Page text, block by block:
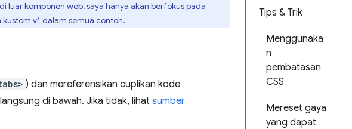
Tips & Trik
Menggunaka
n
pembatasan
CSS
Mereset gaya
yang dapat
komponen web, saya hanya akan berfokus pada
v1 dalam semua contoh.
) dan mereferensikan cuplikan kode
di bawah. Jika tidak, lihatsumber